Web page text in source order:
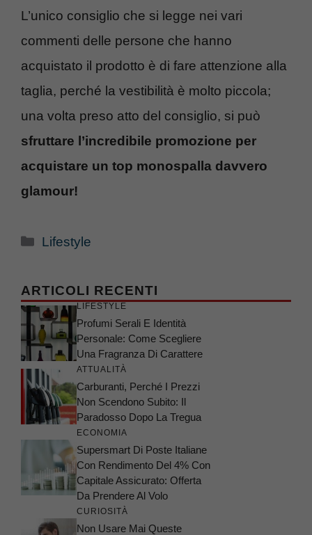
L’unico consiglio che si legge nei vari
commenti delle persone che hanno
acquistato il prodotto è di fare attenzione alla
taglia, perché la vestibilità è molto piccola;
una volta preso atto del consiglio, si può
sfruttare l’incredibile promozione per
acquistare un top monospalla davvero
glamour!
Categorie
Lifestyle
ARTICOLI RECENTI
LIFESTYLE
Profumi Serali E Identità
Personale: Come Scegliere
Una Fragranza Di Carattere
ATTUALITÀ
Carburanti, Perché I Prezzi
Non Scendono Subito: Il
Paradosso Dopo La Tregua
ECONOMIA
Supersmart Di Poste Italiane
Con Rendimento Del 4% Con
Capitale Assicurato: Offerta
Da Prendere Al Volo
CURIOSITÀ
Non Usare Mai Queste